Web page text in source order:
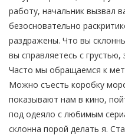
работу, начальник вызвал
безосновательно
раздражены. Что вы
вы справляетесь с
Часто мы обращаемся к
Можно съесть коробку
показывают нам в кино,
под одеяло с любимым
склонна порой делать я.